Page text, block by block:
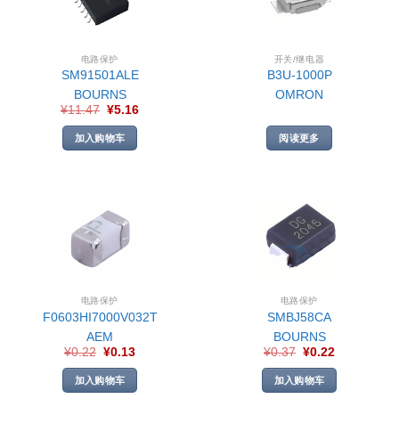
电路保护
SM91501ALE
BOURNS
¥11.47 ¥5.16
加入购物车
开关/继电器
B3U-1000P
OMRON
阅读更多
电路保护
F0603HI7000V032T
AEM
¥0.22 ¥0.13
加入购物车
电路保护
SMBJ58CA
BOURNS
¥0.37 ¥0.22
加入购物车